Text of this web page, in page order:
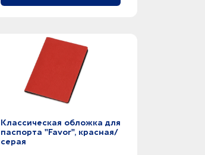
Классическая обложка для
паспорта "Favor", красная/
серая